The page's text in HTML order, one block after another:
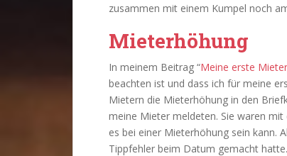
zusammen mit einem Kumpel noch
Mieterhöhung
In meinem Beitrag “Meine erste
beachten ist und dass ich für meine
Mietern die Mieterhöhung in den
meine Mieter meldeten. Sie waren
es bei einer Mieterhöhung sein kann.
Tippfehler beim Datum gemacht